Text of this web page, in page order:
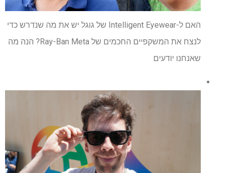
האם ל-Intelligent Eyewear של גוגל יש את מה שנדרש כדי
לנצח את המשקפיים החכמים של Ray-Ban Meta? הנה מה
שאנחנו יודעים